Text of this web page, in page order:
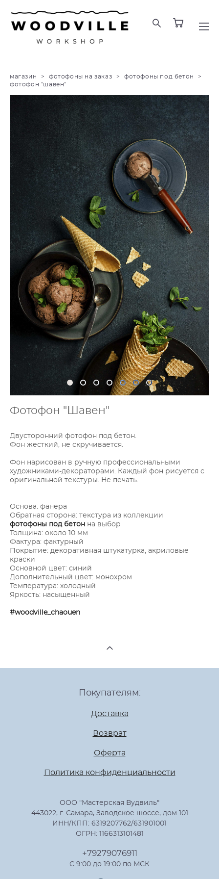
магазин > фотофоны на заказ > фотофоны под бетон
>
фотофон "шавен"
Фотофон "Шавен"
Двусторонний фотофон под бетон.
Фон жесткий, не скручивается.
Фон нарисован в ручную профессиональными
художниками-декораторами. Каждый фон рисуется с
оригинальной текстуры. Не печать.
Основа: фанера
Обратная сторона: текстура из коллекции
фотофоны под бетон на выбор
Толщина: около 10 мм
Фактура: фактурный
Покрытие: декоративная штукатурка, акриловые
краски
Основной цвет: синий
Дополнительный цвет: монохром
Температура: холодный
Яркость: насыщенный
#woodville_chaouen
Покупателям:
Доставка
Возврат
Оферта
Политика конфиденциальности
ООО "Мастерская Вудвиль"
443022, г. Самара, Заводское шоссе, дом 101
ИНН/КПП: 6319207762/631901001
ОГРН: 1166313101481
+79279076911
С 9:00 до 19:00 по МСК